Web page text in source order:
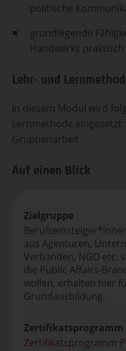
politische
grundlegende
Handwerks
Lehr- und
In diesem Modul wird
Lernmethode
Gruppenarbeit.
Auf einen Blick
Zielgruppe
aus Agenturen,
Verbänden, NGO etc.
die Public Affairs-
wollen, erhalten hier
Grundausbildung.
Zertifikatsprogramm
Zertifikatsprogramm